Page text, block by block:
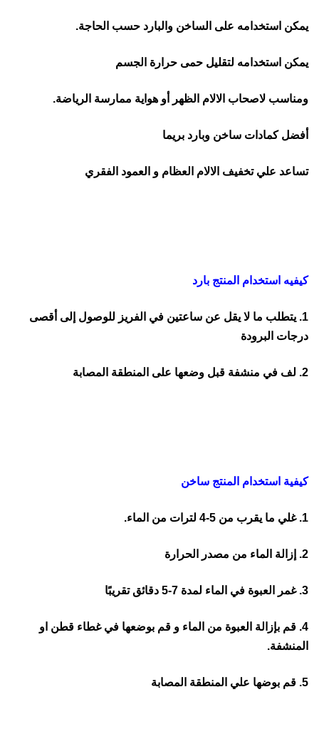
يمكن استخدامه على الساخن والبارد حسب الحاجة.
يمكن استخدامه لتقليل حمى حرارة الجسم
ومناسب لاصحاب الالام الظهر أو هواية ممارسة الرياضة.
أفضل كمادات ساخن وبارد بريما
تساعد علي تخفيف الالام العظام و العمود الفقري
كيفيه استخدام المنتج بارد
1. يتطلب ما لا يقل عن ساعتين في الفريز للوصول إلى أقصى
درجات البرودة
2. لف في منشفة قبل وضعها على المنطقة المصابة
كيفية استخدام المنتج ساخن
1. غلي ما يقرب من 5-4 لترات من الماء.
2. إزالة الماء من مصدر الحرارة
3. غمر العبوة في الماء لمدة 7-5 دقائق تقريبًا
4. قم بإزالة العبوة من الماء و قم بوضعها في غطاء قطن او
المنشفة.
5. قم بوضها علي المنطقة المصابة